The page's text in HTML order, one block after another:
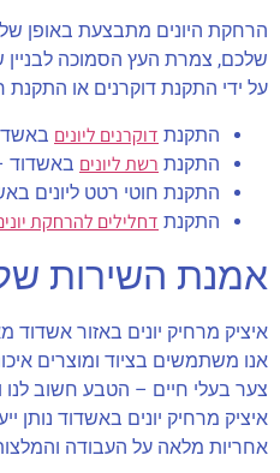
הרחקת היונים מתבצעת באופן
שלכם, צמרת העץ הסמוכה לבניין
על ידי התקנת דוקרנים או התקנת
התקנת דוקרנים ליונים
התקנת רשת ליונים באשדוד
התקנת חוטי רטט ליונים
התקנת דחלילים להרחקת
אמנת השירות
איציק מרחיק יונים באזור אשדוד
אנו משתמשים בציוד ומוצרים
צער בעלי חיים – הטבע חשוב לנו
איציק מרחיק יונים באשדוד נותן ייעוץ
אחריות מלאה על העבודה